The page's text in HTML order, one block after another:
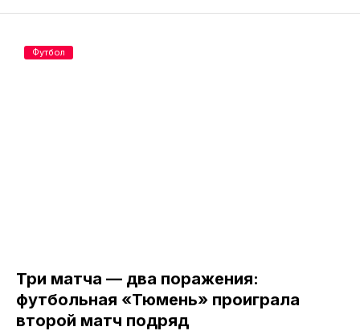
Три матча — два поражения:
футбольная «Тюмень» проиграла
второй матч подряд
Футбол